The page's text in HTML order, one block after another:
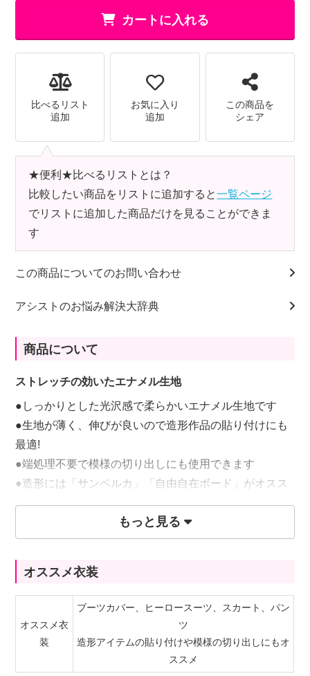
カートに入れる
比べるリスト
追加
お気に入り
追加
この商品を
シェア
★便利★比べるリストとは？
比較したい商品をリストに追加すると一覧ページ
でリストに追加した商品だけを見ることができま
す
この商品についてのお問い合わせ
アシストのお悩み解決大辞典
商品について
ストレッチの効いたエナメル生地
●しっかりとした光沢感で柔らかいエナメル生地です
●生地が薄く、伸びが良いので造形作品の貼り付けにも
最適!
●端処理不要で模様の切り出しにも使用できます
●造形には「サンペルカ」「自由自在ボード」がオスス
メ♪
●糸には「レジロン」を使用するとより綺麗な仕上がり
になります♪
259円(税込)/10cm
20%OFF!
※購入は50cm(数量1)毎になります。
もっと見る
オススメ衣装
オススメ衣
装
ブーツカバー、ヒーロースーツ、スカート、パン
ツ
造形アイテムの貼り付けや模様の切り出しにもオ
ススメ